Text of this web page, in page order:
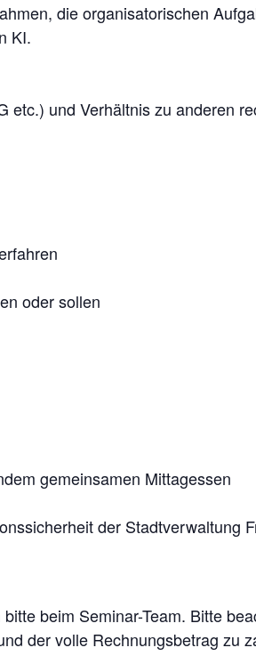
die organisatorischen
KI.
und Verhältnis zu anderen
oder sollen
gemeinsamen Mittagessen
der Stadtverwaltung
beim Seminar-Team. Bitte
der volle Rechnungsbetrag zu